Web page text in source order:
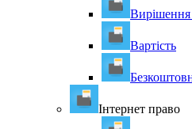
Вирішення
Вартість
Інтернет право